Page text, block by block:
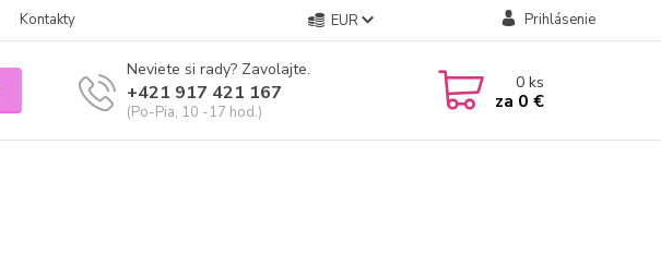
Kontakty EUR Prihlásenie
Neviete si rady? Zavolajte.
+421 917 421 167
(Po-Pia, 10 -17 hod.)
0ks
za 0 €